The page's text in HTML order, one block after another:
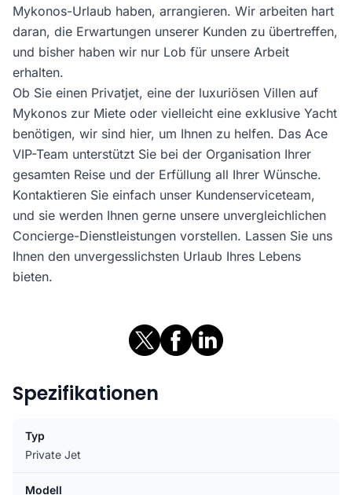
Mykonos-Urlaub haben, arrangieren. Wir arbeiten hart
daran, die Erwartungen unserer Kunden zu übertreffen,
und bisher haben wir nur Lob für unsere Arbeit
erhalten.
Ob Sie einen Privatjet, eine der luxuriösen Villen auf
Mykonos zur Miete oder vielleicht eine exklusive Yacht
benötigen, wir sind hier, um Ihnen zu helfen. Das Ace
VIP-Team unterstützt Sie bei der Organisation Ihrer
gesamten Reise und der Erfüllung all Ihrer Wünsche.
Kontaktieren Sie einfach unser Kundenserviceteam,
und sie werden Ihnen gerne unsere unvergleichlichen
Concierge-Dienstleistungen vorstellen. Lassen Sie uns
Ihnen den unvergesslichsten Urlaub Ihres Lebens
bieten.
Spezifikationen
Typ
Private Jet
Modell